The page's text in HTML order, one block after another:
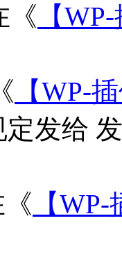
《 【
【WP-
定发给
【